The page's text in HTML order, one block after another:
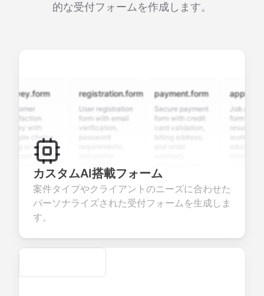
的な受付フォームを作成します。
with
open-ended
valuable
about
products or
registration.form
User registration
form with email
verification,
information
fields for
seamless
account
creation.
payment.form
Secure payment
form with credit
card validation,
smooth e-
commerce
transactions.
Job
form with
resume
questions for
efficient
candidate
カスタムAI搭載フォーム
案件タイプやクライアントのニーズに合わせた
パーソナライズされた受付フォームを生成しま
す。
Secure